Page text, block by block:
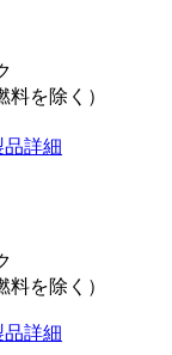
料を除く）
品詳細
料を除く）
品詳細